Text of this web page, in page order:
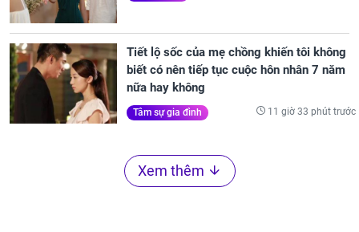
Tiết lộ sốc của mẹ chồng khiến tôi không
biết có nên tiếp tục cuộc hôn nhân 7 năm
nữa hay không
Tâm sự gia đình 11 giờ 33 phút trước
Xem thêm